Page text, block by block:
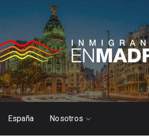
España Nosotros